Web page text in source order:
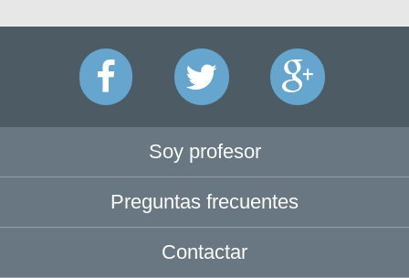
Soy profesor
Preguntas frecuentes
Contactar